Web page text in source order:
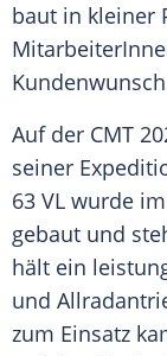
baut in kleiner
Auf der CMT
seiner
63 VL wurde
gebaut und
hält ein
und
zum Einsatz